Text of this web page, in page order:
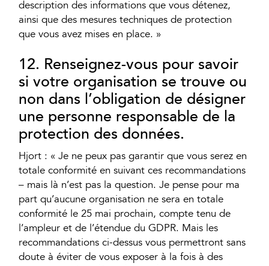
description des informations que vous détenez,
ainsi que des mesures techniques de protection
que vous avez mises en place. »
12. Renseignez-vous pour savoir
si votre organisation se trouve ou
non dans l’obligation de désigner
une personne responsable de la
protection des données.
Hjort : « Je ne peux pas garantir que vous serez en
totale conformité en suivant ces recommandations
– mais là n’est pas la question. Je pense pour ma
part qu’aucune organisation ne sera en totale
conformité le 25 mai prochain, compte tenu de
l’ampleur et de l’étendue du GDPR. Mais les
recommandations ci-dessus vous permettront sans
doute à éviter de vous exposer à la fois à des